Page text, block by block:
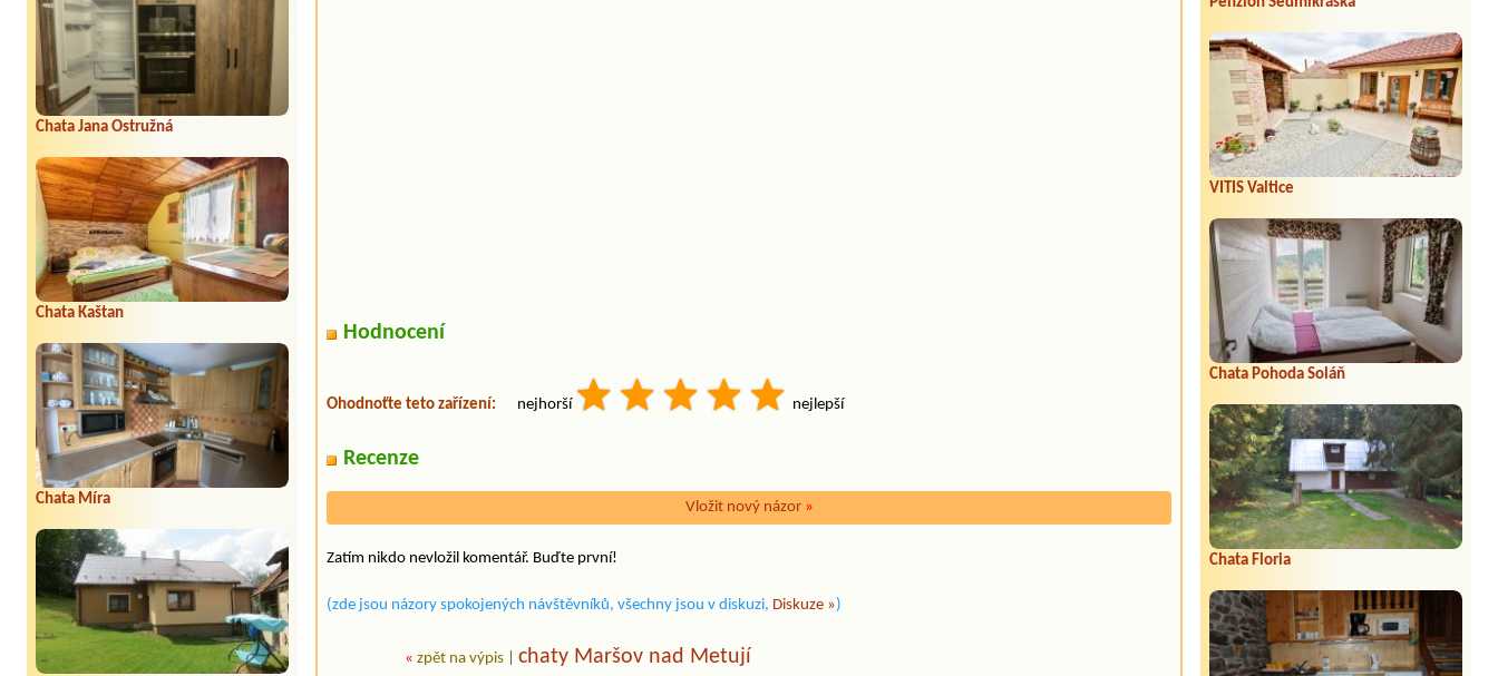
Chata Jana Ostružná
Chata Kaštan
Chata Míra
VITIS Valtice
Chata Pohoda Soláň
Chata Floria
Hodnocení
Ohodnoťte teto zařízení: nejhorší nejlepší
Recenze
Vložit nový názor »
Zatím nikdo nevložil komentář. Buďte první!
(zde jsou názory spokojených návštěvníků, všechny jsou v diskuzi, Diskuze »)
«zpět na výpis |chaty Maršov nad Metují